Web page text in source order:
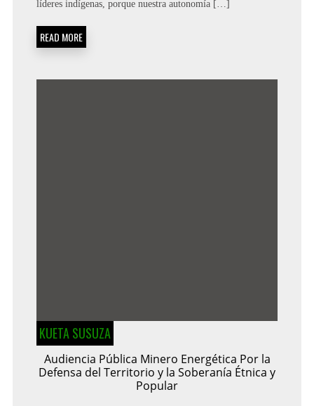
líderes indígenas, porque nuestra autonomía […]
READ MORE
KUETA SUSUZA
Audiencia Pública Minero Energética Por la
Defensa del Territorio y la Soberanía Étnica y
Popular